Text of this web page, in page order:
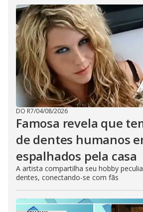
DO R7/04/08/2026
Famosa revela que
de dentes humanos
espalhados pela casa
A artista compartilha seu hobby
dentes, conectando-se com fãs